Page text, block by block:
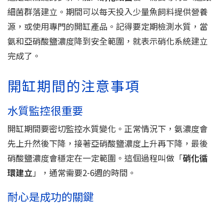
細菌群落建立。期間可以每天投入少量魚飼料提供營養
源，或使用專門的開缸產品。記得要定期檢測水質，當
氨和亞硝酸鹽濃度降到安全範圍，就表示硝化系統建立
完成了。
開缸期間的注意事項
水質監控很重要
開缸期間要密切監控水質變化。正常情況下，氨濃度會
先上升然後下降，接著亞硝酸鹽濃度上升再下降，最後
硝酸鹽濃度會穩定在一定範圍。這個過程叫做「硝化循
環建立」，通常需要2-6週的時間。
耐心是成功的關鍵